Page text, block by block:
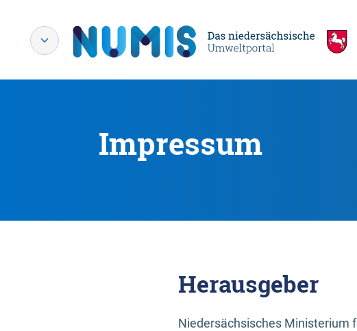
Impressum
Herausgeber
Niedersächsisches Ministerium